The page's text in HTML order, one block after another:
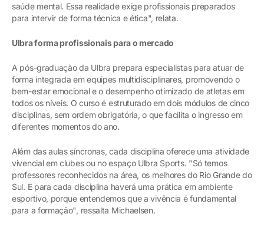
saúde mental. Essa realidade exige profissionais preparados
para intervir de forma técnica e ética", relata.
Ulbra forma profissionais para o mercado
A pós-graduação da Ulbra prepara especialistas para atuar de
forma integrada em equipes multidisciplinares, promovendo o
bem-estar emocional e o desempenho otimizado de atletas em
todos os níveis. O curso é estruturado em dois módulos de cinco
disciplinas, sem ordem obrigatória, o que facilita o ingresso em
diferentes momentos do ano.
Além das aulas síncronas, cada disciplina oferece uma atividade
vivencial em clubes ou no espaço Ulbra Sports. "Só temos
professores reconhecidos na área, os melhores do Rio Grande do
Sul. E para cada disciplina haverá uma prática em ambiente
esportivo, porque entendemos que a vivência é fundamental
para a formação", ressalta Michaelsen.